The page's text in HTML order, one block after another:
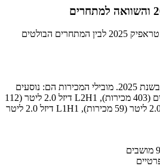
השוואת רמות הגימור של רנו טראפיק 2025 לבין המתחרים הבולטים
631 רכבי רנו טראפיק נמכרו בשנת 2025. מובילי המכירות הם: נוסעים
L1H1 דיזל 2.0 ליטר 9 מושבים (403 מכירות), L2H1 דיזל 2.0 ליטר (112
מכירות), נוסעים L1H1 דיזל 2.0 ליטר (59 מכירות), L1H1 דיזל 2.0 ליטר